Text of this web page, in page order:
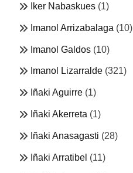
Iker Nabaskues (1)
Imanol Arrizabalaga (10)
Imanol Galdos (10)
Imanol Lizarralde (321)
Iñaki Aguirre (1)
Iñaki Akerreta (1)
Iñaki Anasagasti (28)
Iñaki Arratibel (11)